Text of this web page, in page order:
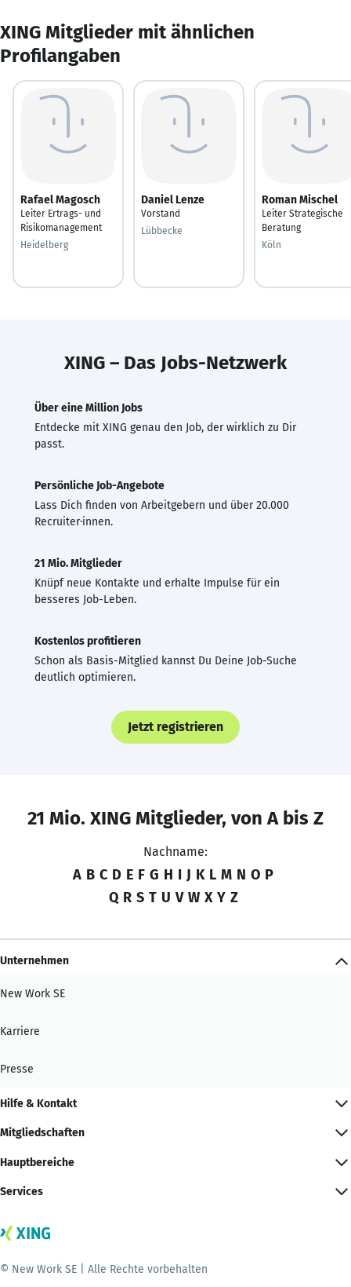
XING Mitglieder mit ähnlichen
Profilangaben
Rafael Magosch
Leiter Ertrags- und
Risikomanagement
Heidelberg
Daniel Lenze
Vorstand
Lübbecke
Roman Mischel
Leiter Strategische
Beratung
Köln
XING – Das Jobs-Netzwerk
Über eine Million Jobs
Entdecke mit XING genau den Job, der wirklich zu Dir
passt.
Persönliche Job-Angebote
Lass Dich finden von Arbeitgebern und über 20.000
Recruiter·innen.
21 Mio. Mitglieder
Knüpf neue Kontakte und erhalte Impulse für ein
besseres Job-Leben.
Kostenlos profitieren
Schon als Basis-Mitglied kannst Du Deine Job-Suche
deutlich optimieren.
Jetzt registrieren
21 Mio. XING Mitglieder, von A bis Z
Nachname:
A B C D E F G H I J K L M N O P
Q R S T U V W X Y Z
Unternehmen
New Work SE
Karriere
Presse
Hilfe & Kontakt
Mitgliedschaften
Hauptbereiche
Services
© New Work SE | Alle Rechte vorbehalten